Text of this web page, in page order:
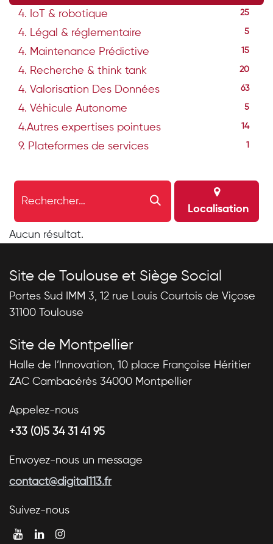
4. IoT & robotique 25
4. Légal & réglementaire 5
4. Maintenance Prédictive 15
4. Recherche & think tank 20
4. Valorisation Des Données 63
4. Véhicule Autonome 5
4.Autres expertises pointues 14
9. Plateformes de services
Localisation
Aucun résultat.
Site de Toulouse et Siège Social
Portes Sud IMM 3, 12 rue Louis Courtois de Viçose
31100 Toulouse
Site de Montpellier
Halle de l’Innovation, 10 place Françoise Héritier
ZAC Cambacérès 34000 Montpellier
Appelez-nous
+33 (0)5 34 31 41 95
Envoyez-nous un message
contact@digital113.fr
Suivez-nous